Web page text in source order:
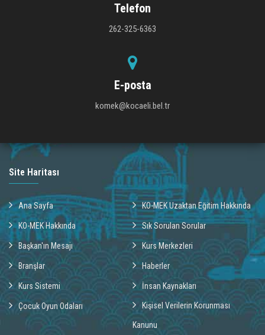
Telefon
262-325-6363
E-posta
komek@kocaeli.bel.tr
Site Haritası
Ana Sayfa KO-MEK Uzaktan Eğitim Hakkında
KO-MEK Hakkında Sık Sorulan Sorular
Başkan'ın Mesajı Kurs Merkezleri
Branşlar Haberler
Kurs Sistemi İnsan Kaynakları
Çocuk Oyun Odaları Kişisel Verilerin Korunması
Kanunu